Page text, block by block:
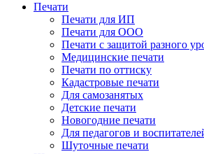
Печати
Печати для ИП
Печати для ООО
Печати с защитой разного
Медицинские печати
Печати по оттиску
Кадастровые печати
Для самозанятых
Детские печати
Новогодние печати
Для педагогов и
Шуточные печати